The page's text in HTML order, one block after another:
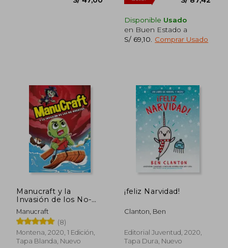
10%
dcto.
S/ 35,00
S/ 31,50
20%
dcto.
Disponible Usado
en Buen Estado a
S/ 69,10
Comprar Usado
Manucraft y la
Invasión de los No-
Muertos
Manucraft
(8)
Montena, 2020, 1 Edición,
Tapa Blanda, Nuevo
¡feliz Narvidad!
Clanton, Ben
Editorial Juventud, 2020,
Tapa Dura, Nuevo